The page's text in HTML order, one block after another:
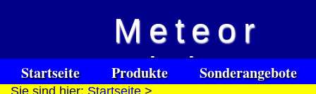
Meteor
Vision
Startseite Produkte
Sonderangebote
Sie sind hier: Startseite >
Versandkosten DHL
Standard bis 5kg
Deutschland
Software
Download only